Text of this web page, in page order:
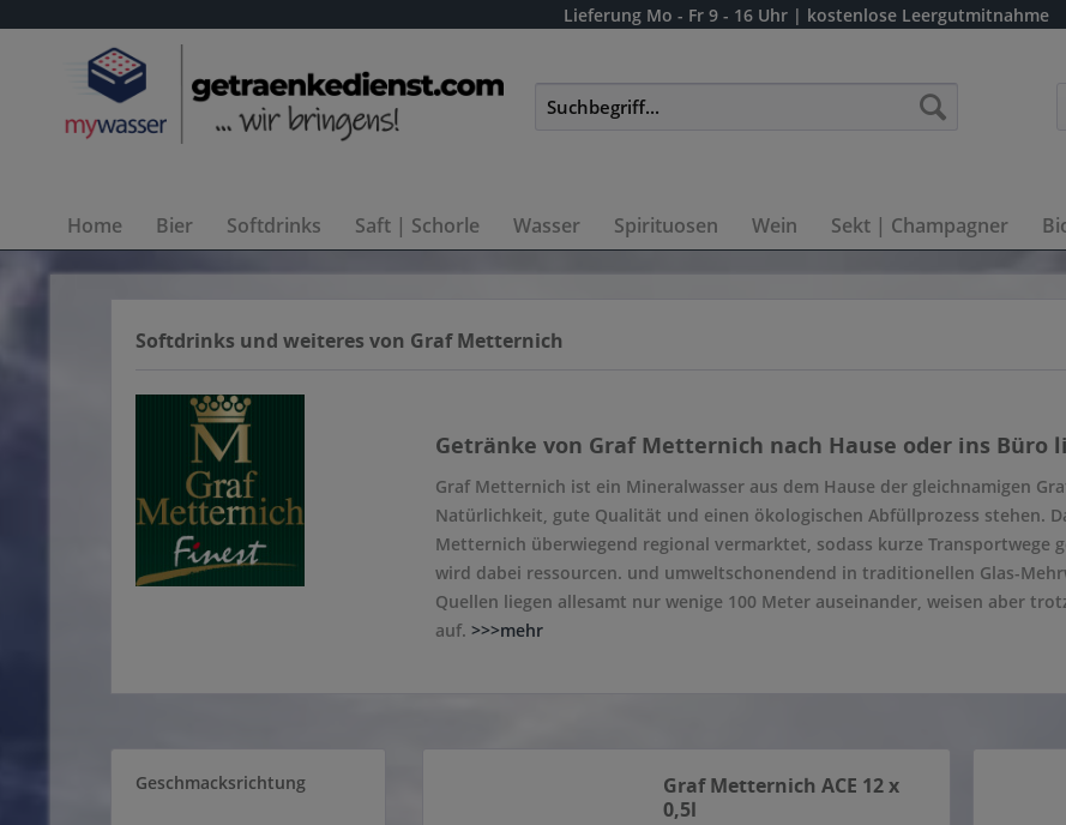
Lieferung Mo - Fr 9 - 16 Uhr | kostenlose Leergutmitnahme
Home Bier Softdrinks Saft | Schorle Wasser Spirituosen Wein Sekt | Champagner
Softdrinks und weiteres von Graf Metternich
Getränke von Graf Metternich nach Hause oder ins Büro
Graf Metternich ist ein Mineralwasser aus dem Hause der gleichnamigen
Natürlichkeit, gute Qualität und einen ökologischen Abfüllprozess stehen.
Metternich überwiegend regional vermarktet, sodass kurze Transportwege
wird dabei ressourcen. und umweltschonendend in traditionellen Glas-
Quellen liegen allesamt nur wenige 100 Meter auseinander, weisen aber
auf. >>>mehr
Geschmacksrichtung
Graf Metternich ACE 12 x
0,5l